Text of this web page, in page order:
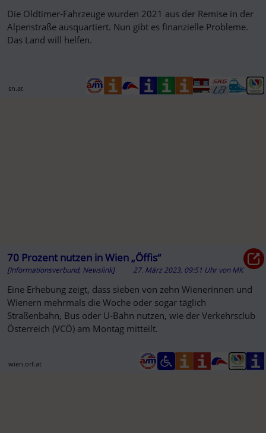
Die Oldtimer-Fahrzeuge wurden 2021 aus der Remise in der
Alpenstraße ausquartiert. Nun gibt es finanzielle Probleme.
Das Land will helfen.
sn.at
70 Prozent nutzen in Wien „Öffis“
[Informationsverbund, Newslink] 27. März 2023, 09:51 Uhr vonMK
Eine Erhebung zeigt, dass sieben von zehn Wienerinnen und
Wienern mehrmals die Woche oder sogar täglich
Straßenbahn, Bus oder U-Bahn nutzen, wie der Verkehrsclub
Österreich (VCÖ) am Montag mitteilt.
wien.orf.at